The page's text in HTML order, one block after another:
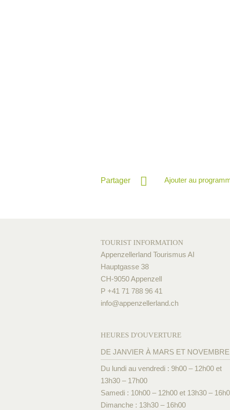
Partager Ajouter au
TOURIST INFORMATION
Appenzellerland Tourismus AI
Hauptgasse 38
CH-9050 Appenzell
P +41 71 788 96 41
info@appenzellerland.ch
HEURES D'OUVERTURE
DE JANVIER À MARS ET NOVEMBRE
Du lundi au vendredi : 9h00 – 12h00 et
13h30 – 17h00
Samedi : 10h00 – 12h00 et 13h30 –
Dimanche : 13h30 – 16h00